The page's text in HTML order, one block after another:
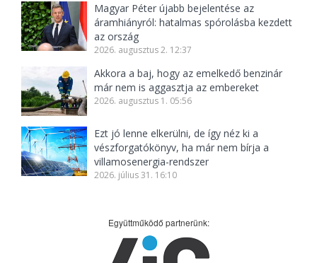
Magyar Péter újabb bejelentése az
áramhiányról: hatalmas spórolásba kezdett
az ország
2026. augusztus 2. 12:37
Akkora a baj, hogy az emelkedő benzinár
már nem is aggasztja az embereket
2026. augusztus 1. 05:56
Ezt jó lenne elkerülni, de így néz ki a
vészforgatókönyv, ha már nem bírja a
villamosenergia-rendszer
2026. július 31. 16:10
Együttműködő partnerünk: